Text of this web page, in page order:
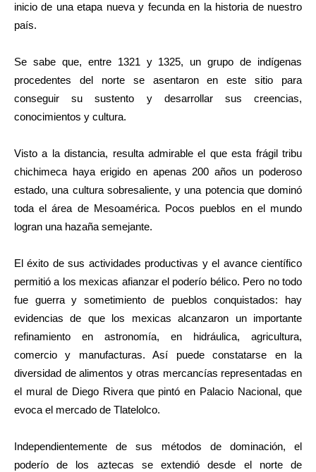
inicio de una etapa nueva y fecunda en la historia de nuestro
país.
Se sabe que, entre 1321 y 1325, un grupo de indígenas
procedentes del norte se asentaron en este sitio para
conseguir su sustento y desarrollar sus creencias,
conocimientos y cultura.
Visto a la distancia, resulta admirable el que esta frágil tribu
chichimeca haya erigido en apenas 200 años un poderoso
estado, una cultura sobresaliente, y una potencia que dominó
toda el área de Mesoamérica. Pocos pueblos en el mundo
logran una hazaña semejante.
El éxito de sus actividades productivas y el avance científico
permitió a los mexicas afianzar el poderío bélico. Pero no todo
fue guerra y sometimiento de pueblos conquistados: hay
evidencias de que los mexicas alcanzaron un importante
refinamiento en astronomía, en hidráulica, agricultura,
comercio y manufacturas. Así puede constatarse en la
diversidad de alimentos y otras mercancías representadas en
el mural de Diego Rivera que pintó en Palacio Nacional, que
evoca el mercado de Tlatelolco.
Independientemente de sus métodos de dominación, el
poderío de los aztecas se extendió desde el norte de